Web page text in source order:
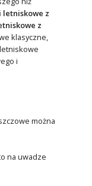
letniskowe z
z
klasyczne,
i
można
na uwadze